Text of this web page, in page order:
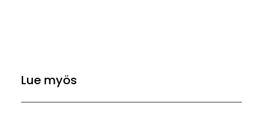
Lue myös